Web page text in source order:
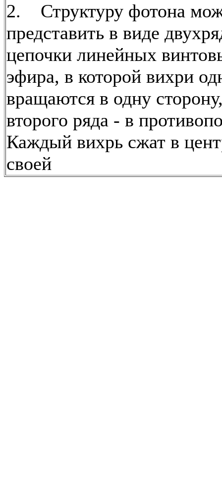
2. Структуру фотона
представить в виде
цепочки линейных
эфира, в которой вихри
вращаются в одну
второго ряда - в
Каждый вихрь сжат в
своей